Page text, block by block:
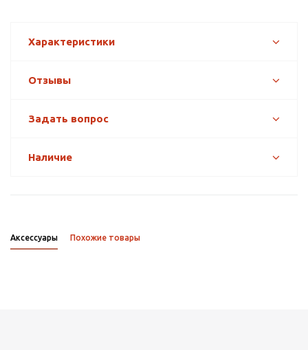
Характеристики
Отзывы
Задать вопрос
Наличие
Аксессуары Похожие товары